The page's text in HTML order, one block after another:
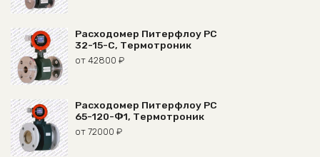
Расходомер Питерфлоу РС
32-15-С, Термотроник
от 42800 ₽
Расходомер Питерфлоу РС
65-120-Ф1, Термотроник
от 72000 ₽